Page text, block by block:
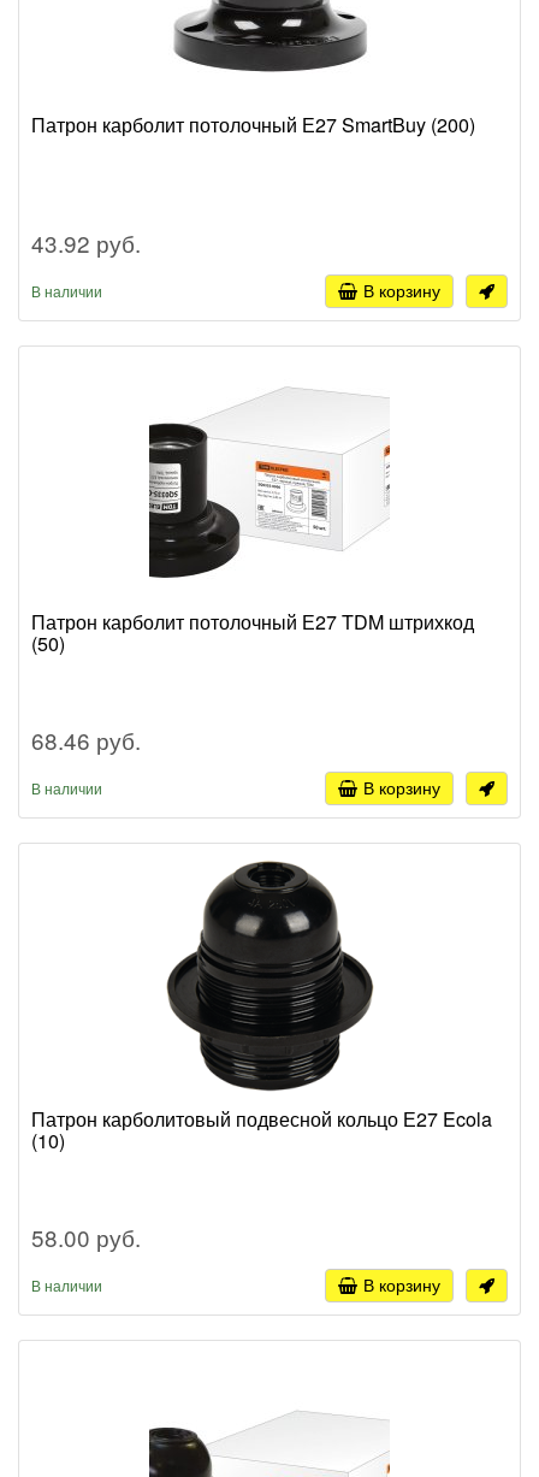
Патрон карболит потолочный Е27 SmartBuy (200)
43.92 руб.
В наличии В корзину
Патрон карболит потолочный Е27 TDM штрихкод
(50)
68.46 руб.
В наличии В корзину
Патрон карболитовый подвесной кольцо Е27 Ecola
(10)
58.00 руб.
В наличии В корзину